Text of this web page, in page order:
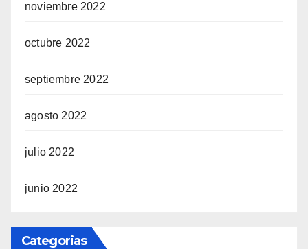
noviembre 2022
octubre 2022
septiembre 2022
agosto 2022
julio 2022
junio 2022
Categorias